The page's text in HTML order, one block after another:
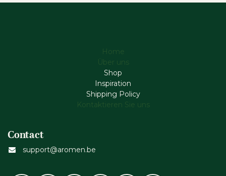
Home
Über uns
Shop
Inspiration
Shipping Policy
Kontaktieren Sie uns
Contact
support@aromen.be